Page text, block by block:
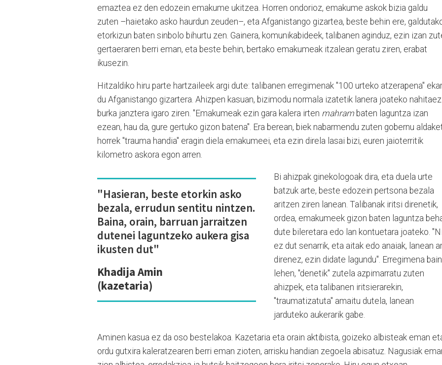
emaztea ez den edozein emakume ukitzea. Horren ondorioz, emakume askok bizia galdu
zuten –haietako asko haurdun zeuden–, eta Afganistango gizartea, beste behin ere,
etorkizun baten sinbolo bihurtu zen. Gainera, komunikabideek, talibanen aginduz, ezin izan
gertaeraren berri eman, eta beste behin, bertako emakumeak itzalean geratu ziren, erabat
ikusezin.
Hitzaldiko hiru parte hartzaileek argi dute: talibanen erregimenak "100 urteko atzerapena"
du Afganistango gizartera. Ahizpen kasuan, bizimodu normala izatetik lanera joateko nahitaez
burka janztera igaro ziren. "Emakumeak ezin gara kalera irten mahram baten laguntza izan
ezean, hau da, gure gertuko gizon batena". Era berean, biek nabarmendu zuten gobernu
horrek "trauma handia" eragin diela emakumeei, eta ezin direla lasai bizi, euren jaioterritik
kilometro askora egon arren.
"Hasieran, beste etorkin asko
bezala, errudun sentitu nintzen.
Baina, orain, barruan jarraitzen
dutenei laguntzeko aukera gisa
ikusten dut"
Khadija Amin
(kazetaria)
Bi ahizpak ginekologoak dira, eta duela urte
batzuk arte, beste edozein pertsona bezala
aritzen ziren lanean. Talibanak iritsi direnetik,
ordea, emakumeek gizon baten laguntza
dute bileretara edo lan kontuetara joateko.
ez dut senarrik, eta aitak edo anaiak, lanean
direnez, ezin didate lagundu". Erregimena
lehen, "denetik" zutela azpimarratu zuten
ahizpek, eta talibanen iritsierarekin,
"traumatizatuta" amaitu dutela, lanean
jarduteko aukerarik gabe.
Aminen kasua ez da oso bestelakoa. Kazetaria eta orain aktibista, goizeko albisteak eman
ordu gutxira kaleratzearen berri eman zioten, arrisku handian zegoela abisatuz. Nagusiak